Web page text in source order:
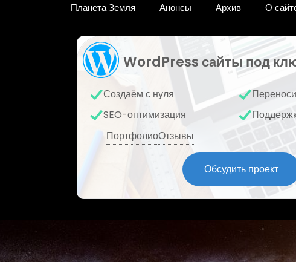
Планета Земля Анонсы Архив О
WordPress сайты под
Создаём с нуля
SEO-оптимизация
ПортфолиоОтзывы
Обсудить проект